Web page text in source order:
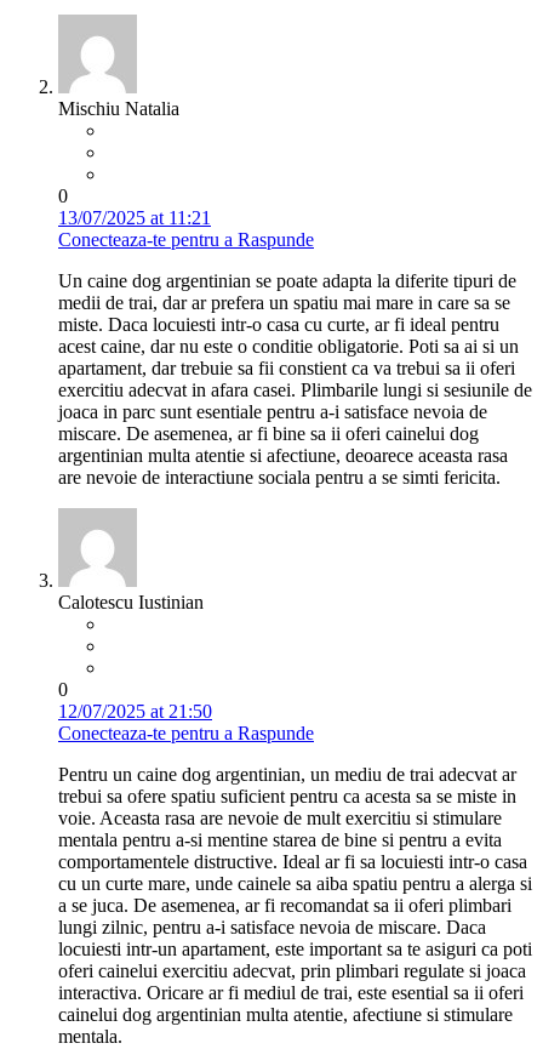
Mischiu Natalia
0
13/07/2025 at 11:21
Conecteaza-te pentru a Raspunde
Un caine dog argentinian se poate adapta la diferite tipuri de
medii de trai, dar ar prefera un spatiu mai mare in care sa se
miste. Daca locuiesti intr-o casa cu curte, ar fi ideal pentru
acest caine, dar nu este o conditie obligatorie. Poti sa ai si un
apartament, dar trebuie sa fii constient ca va trebui sa ii oferi
exercitiu adecvat in afara casei. Plimbarile lungi si sesiunile de
joaca in parc sunt esentiale pentru a-i satisface nevoia de
miscare. De asemenea, ar fi bine sa ii oferi cainelui dog
argentinian multa atentie si afectiune, deoarece aceasta rasa
are nevoie de interactiune sociala pentru a se simti fericita.
Calotescu Iustinian
0
12/07/2025 at 21:50
Conecteaza-te pentru a Raspunde
Pentru un caine dog argentinian, un mediu de trai adecvat ar
trebui sa ofere spatiu suficient pentru ca acesta sa se miste in
voie. Aceasta rasa are nevoie de mult exercitiu si stimulare
mentala pentru a-si mentine starea de bine si pentru a evita
comportamentele distructive. Ideal ar fi sa locuiesti intr-o casa
cu un curte mare, unde cainele sa aiba spatiu pentru a alerga si
a se juca. De asemenea, ar fi recomandat sa ii oferi plimbari
lungi zilnic, pentru a-i satisface nevoia de miscare. Daca
locuiesti intr-un apartament, este important sa te asiguri ca poti
oferi cainelui exercitiu adecvat, prin plimbari regulate si joaca
interactiva. Oricare ar fi mediul de trai, este esential sa ii oferi
cainelui dog argentinian multa atentie, afectiune si stimulare
mentala.